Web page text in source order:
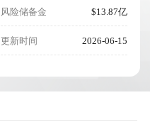
风险储备金 $13.87亿
更新时间 2026-06-15